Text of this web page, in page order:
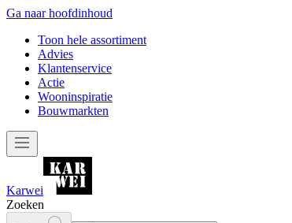
Ga naar hoofdinhoud
Toon hele assortiment
Advies
Klantenservice
Actie
Wooninspiratie
Bouwmarkten
Karwei
Zoeken